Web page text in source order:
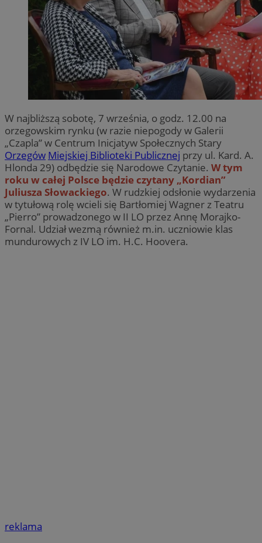
W najbliższą sobotę, 7 września, o godz. 12.00 na
orzegowskim rynku (w razie niepogody w Galerii
„Czapla” w Centrum Inicjatyw Społecznych Stary
Orzegów Miejskiej Biblioteki Publicznej przy ul. Kard. A.
Hlonda 29) odbędzie się Narodowe Czytanie. W tym
roku w całej Polsce będzie czytany „Kordian”
Juliusza Słowackiego. W rudzkiej odsłonie wydarzenia
w tytułową rolę wcieli się Bartłomiej Wagner z Teatru
„Pierro” prowadzonego w II LO przez Annę Morajko-
Fornal. Udział wezmą również m.in. uczniowie klas
mundurowych z IV LO im. H.C. Hoovera.
reklama